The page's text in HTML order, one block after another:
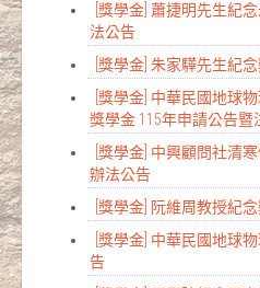
[獎學金] 蕭捷明先生紀
法公告
[獎學金] 朱家驊先生紀
[獎學金] 中華民國地球
獎學金 115年申請公告暨
[獎學金] 中興顧問社清
辦法公告
[獎學金] 阮維周教授紀
[獎學金] 中華民國地球
告